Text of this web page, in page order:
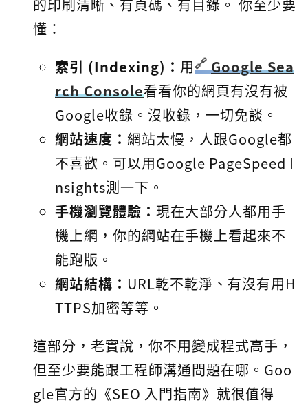
的印刷清晰、有頁碼、有目錄。 你至少要
懂：
索引 (Indexing)： 用
Google Sea
rch Console看看你的網頁有沒有被
Google收錄。沒收錄，一切免談。
網站速度： 網站太慢，人跟Google都
不喜歡。可以用Google PageSpeed I
nsights測一下。
手機瀏覽體驗： 現在大部分人都用手
機上網，你的網站在手機上看起來不
能跑版。
網站結構： URL乾不乾淨、有沒有用H
TTPS加密等等。
這部分，老實說，你不用變成程式高手，
但至少要能跟工程師溝通問題在哪。Goo
gle官方的《SEO 入門指南》就很值得